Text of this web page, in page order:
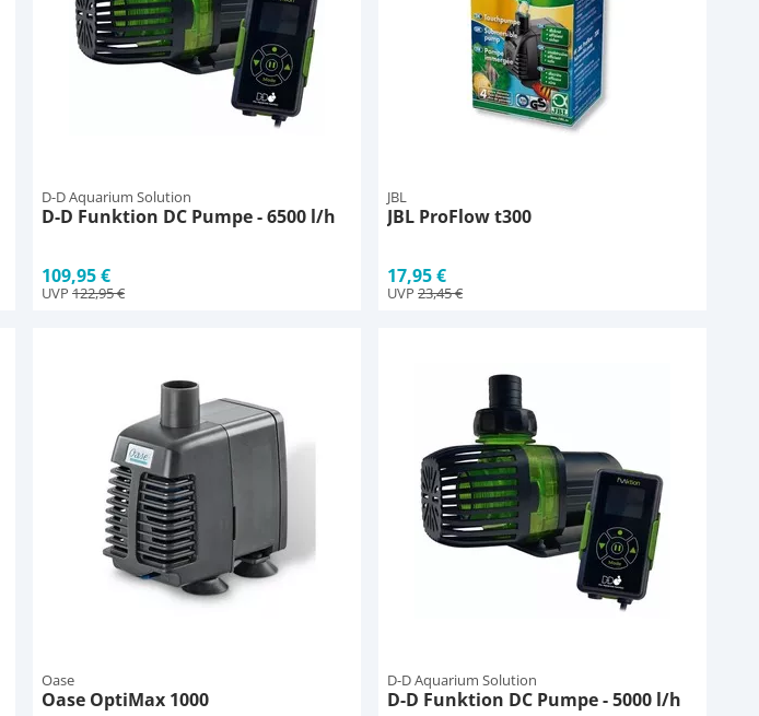
D-D Aquarium Solution
D-D Funktion DC Pumpe - 6500 l/h
109,95 €
UVP 122,95 €
JBL
JBL ProFlow t300
17,95 €
UVP 23,45 €
Oase
Oase OptiMax 1000
D-D Aquarium Solution
D-D Funktion DC Pumpe - 5000 l/h